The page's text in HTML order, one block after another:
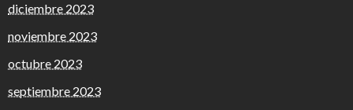
diciembre 2023
noviembre 2023
octubre 2023
septiembre 2023